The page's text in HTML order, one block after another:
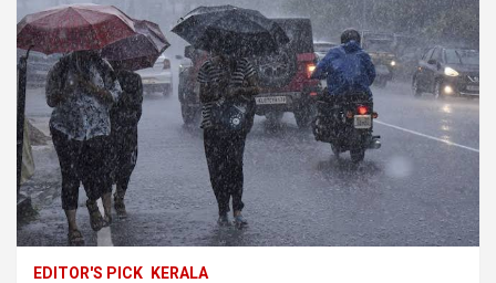
EDITOR'S PICK KERALA